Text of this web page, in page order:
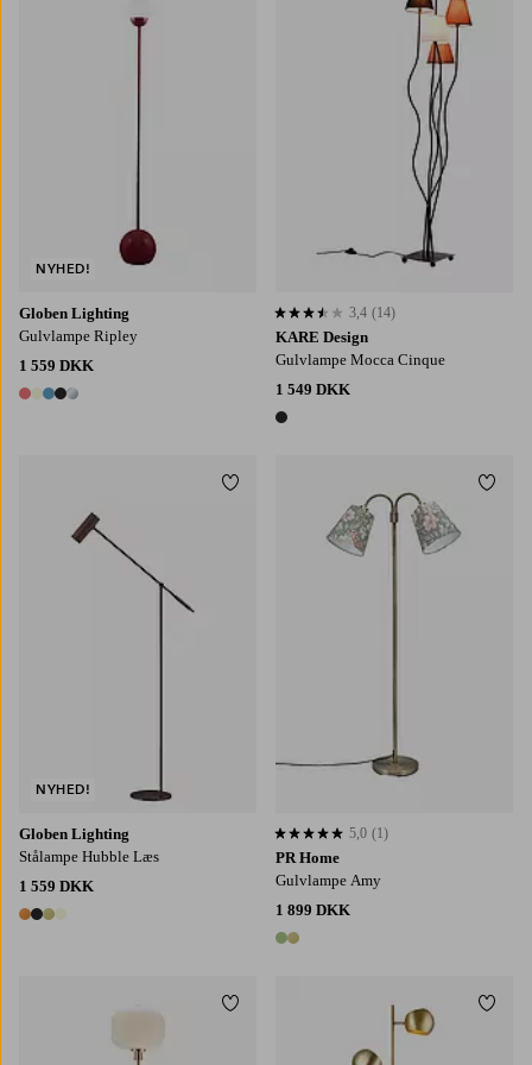
Globen Lighting
Gulvlampe Ripley
1 559 DKK
5 farver
NYHED!
KARE Design
Gulvlampe Mocca Cinque
1 549 DKK
1 farve
3,4 baseret på 14 bedømmelser
3,4 (14)
Globen Lighting
Stålampe Hubble Læs
1 559 DKK
4 farver
NYHED!
Tilføj til favoritter
PR Home
Gulvlampe Amy
1 899 DKK
2 farver
5,0 baseret på 1 bedømmelser
5,0 (1)
Tilføj til favoritter